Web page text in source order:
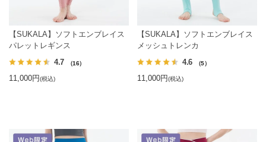
【SUKALA】ソフトエンブレイス
パレットレギンス
4.7 （16）
11,000円(税込)
【SUKALA】ソフトエンブレイス
メッシュトレンカ
4.6 （5）
11,000円(税込)